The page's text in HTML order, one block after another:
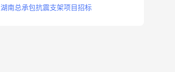
湖南总承包抗震支架项目招标